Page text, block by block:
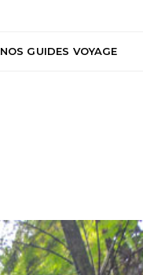
NOS GUIDES VOYAGE